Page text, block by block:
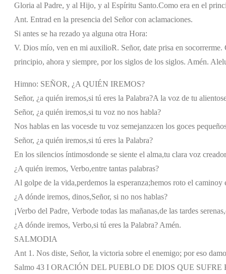
Gloria al Padre, y al Hijo, y al Espíritu Santo.Como era en el
Ant. Entrad en la presencia del Señor con aclamaciones.
Si antes se ha rezado ya alguna otra Hora:
V. Dios mío, ven en mi auxilioR. Señor, date prisa en
principio, ahora y siempre, por los siglos de los siglos. Amén.
Himno: SEÑOR, ¿A QUIÉN IREMOS?
Señor, ¿a quién iremos,si tú eres la Palabra?A la voz de tu aliento
Señor, ¿a quién iremos,si tu voz no nos habla?
Nos hablas en las vocesde tu voz semejanza:en los goces
Señor, ¿a quién iremos,si tú eres la Palabra?
En los silencios íntimosdonde se siente el alma,tu clara voz
¿A quién iremos, Verbo,entre tantas palabras?
Al golpe de la vida,perdemos la esperanza;hemos roto el caminoy
¿A dónde iremos, dinos,Señor, si no nos hablas?
¡Verbo del Padre, Verbode todas las mañanas,de las tardes serenas,
¿A dónde iremos, Verbo,si tú eres la Palabra? Amén.
SALMODIA
Ant 1. Nos diste, Señor, la victoria sobre el enemigo; por eso
Salmo 43 I ORACIÓN DEL PUEBLO DE DIOS QUE